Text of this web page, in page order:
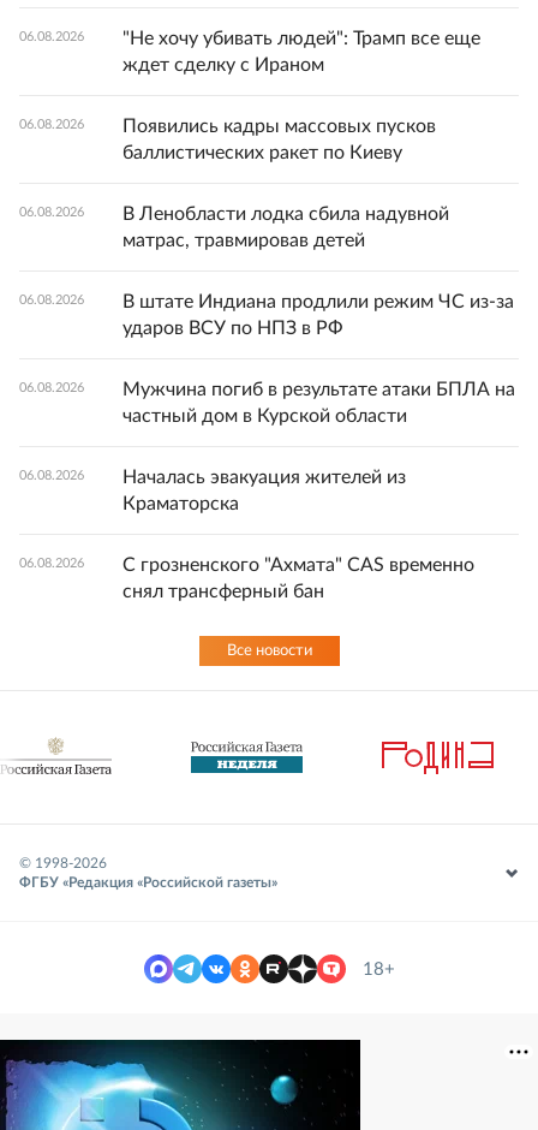
06.08.2026
"Не хочу убивать людей": Трамп все еще
ждет сделку с Ираном
06.08.2026
Появились кадры массовых пусков
баллистических ракет по Киеву
06.08.2026
В Ленобласти лодка сбила надувной
матрас, травмировав детей
06.08.2026
В штате Индиана продлили режим ЧС из-за
ударов ВСУ по НПЗ в РФ
06.08.2026
Мужчина погиб в результате атаки БПЛА на
частный дом в Курской области
06.08.2026
Началась эвакуация жителей из
Краматорска
06.08.2026
С грозненского "Ахмата" CAS временно
снял трансферный бан
Все новости
© 1998-2026
ФГБУ «Редакция «Российской газеты»
18+